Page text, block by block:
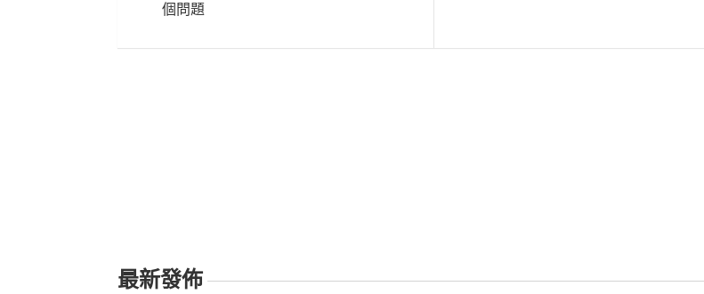
覽
個問題
最新發佈